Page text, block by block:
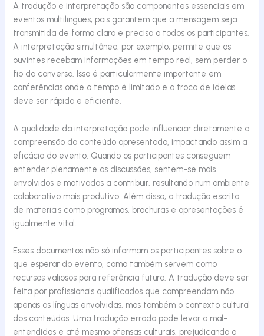
A tradução e interpretação são componentes essenciais em
eventos multilingues, pois garantem que a mensagem seja
transmitida de forma clara e precisa a todos os participantes.
A interpretação simultânea, por exemplo, permite que os
ouvintes recebam informações em tempo real, sem perder o
fio da conversa. Isso é particularmente importante em
conferências onde o tempo é limitado e a troca de ideias
deve ser rápida e eficiente.
A qualidade da interpretação pode influenciar diretamente a
compreensão do conteúdo apresentado, impactando assim a
eficácia do evento. Quando os participantes conseguem
entender plenamente as discussões, sentem-se mais
envolvidos e motivados a contribuir, resultando num ambiente
colaborativo mais produtivo. Além disso, a tradução escrita
de materiais como programas, brochuras e apresentações é
igualmente vital.
Esses documentos não só informam os participantes sobre o
que esperar do evento, como também servem como
recursos valiosos para referência futura. A tradução deve ser
feita por profissionais qualificados que compreendam não
apenas as línguas envolvidas, mas também o contexto cultural
dos conteúdos. Uma tradução errada pode levar a mal-
entendidos e até mesmo ofensas culturais, prejudicando a